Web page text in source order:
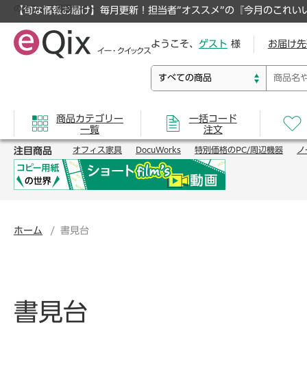
【旬な情報お届け】毎月更新！担当者”オススメ”の『今月のこれい
のオフィス通販サイト
ようこそ、 ゲスト 様 お届け
商品カテゴリー
一覧
一括コード
注文
注目商品 オフィス家具 DocuWorks 特別価格のPC/周辺機器 ノ
ホーム 書見台
書見台